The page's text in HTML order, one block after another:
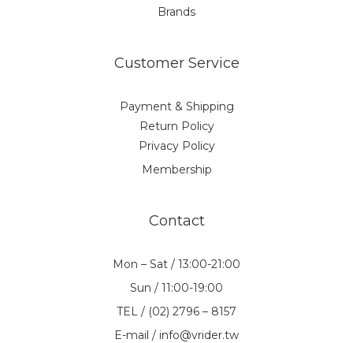
Brands
Customer Service
Payment & Shipping
Return Policy
Privacy Policy
Membership
Contact
Mon – Sat / 13:00-21:00
Sun / 11:00-19:00
TEL / (02) 2796 – 8157
E-mail / info@vrider.tw